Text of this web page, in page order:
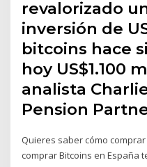
revalorizado
inversión de
bitcoins hace
hoy US$1.100
analista
Pension
Quieres saber cómo
comprar Bitcoins en España